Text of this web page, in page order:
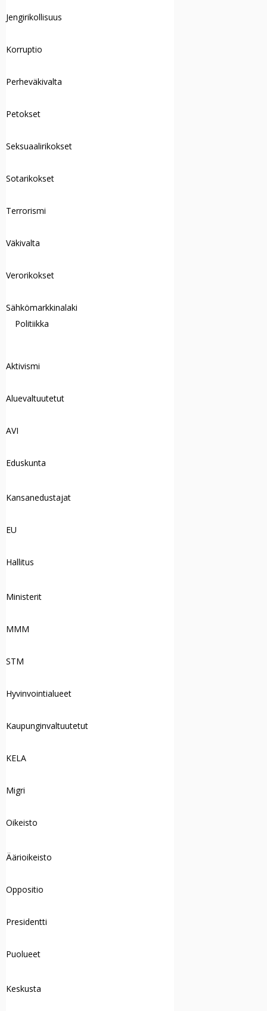
Jengirikollisuus
Korruptio
Perheväkivalta
Petokset
Seksuaalirikokset
Sotarikokset
Terrorismi
Väkivalta
Verorikokset
Sähkömarkkinalaki
Politiikka
Aktivismi
Aluevaltuutetut
AVI
Eduskunta
Kansanedustajat
EU
Hallitus
Ministerit
MMM
STM
Hyvinvointialueet
Kaupunginvaltuutetut
KELA
Migri
Oikeisto
Äärioikeisto
Oppositio
Presidentti
Puolueet
Keskusta